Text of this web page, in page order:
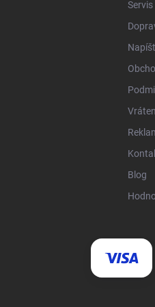
Blog